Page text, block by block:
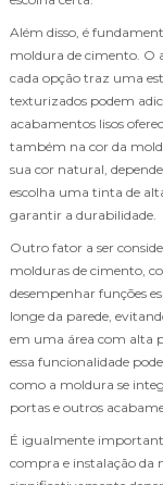
Além disso, é
moldura de cimento. O
cada opção traz uma
texturizados podem
acabamentos lisos
também na cor da
sua cor natural,
escolha uma tinta de
garantir a durabilidade.
Outro fator a ser
molduras de cimento,
desempenhar funções
longe da parede,
em uma área com alta
essa funcionalidade
como a moldura se
portas e outros
É igualmente
compra e instalação da